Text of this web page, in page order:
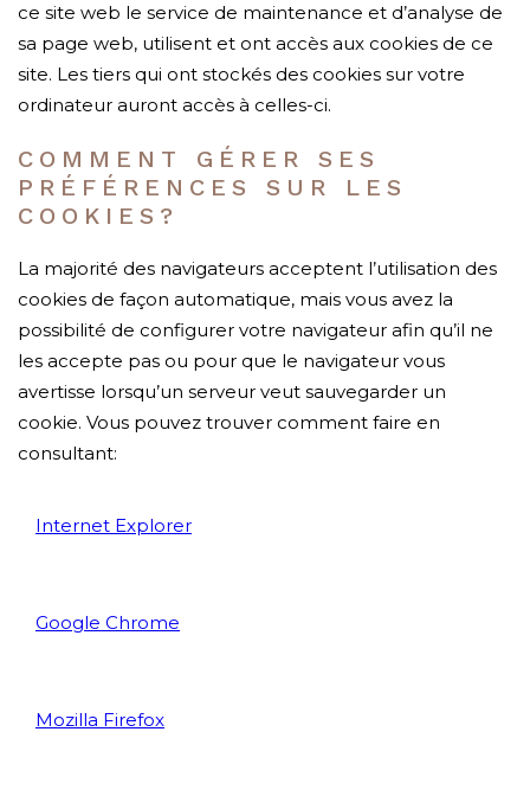
ce site web le service de maintenance et d’analyse de
sa page web, utilisent et ont accès aux cookies de ce
site. Les tiers qui ont stockés des cookies sur votre
ordinateur auront accès à celles-ci.
COMMENT GÉRER SES
PRÉFÉRENCES SUR LES
COOKIES?
La majorité des navigateurs acceptent l’utilisation des
cookies de façon automatique, mais vous avez la
possibilité de configurer votre navigateur afin qu’il ne
les accepte pas ou pour que le navigateur vous
avertisse lorsqu’un serveur veut sauvegarder un
cookie. Vous pouvez trouver comment faire en
consultant:
Internet Explorer
Google Chrome
Mozilla Firefox